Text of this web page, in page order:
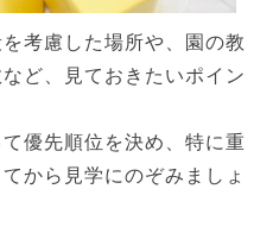
考慮した場所や、園の教
ど、見ておきたいポイン
優先順位を決め、特に重
から見学にのぞみましょ